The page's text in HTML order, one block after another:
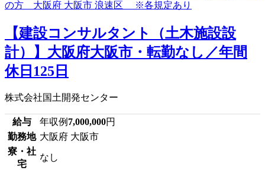
【建設コンサルタント（土木施設設
計）】大阪府大阪市・転勤なし／年間
休日125日
株式会社国土開発センター
給与 年収例 7,000,000円
勤務地 大阪府 大阪市
寮・社
宅
なし